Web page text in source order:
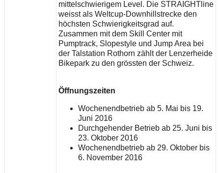
mittelschwierigem Level. Die STRAIGHTline
weisst als Weltcup-Downhillstrecke den
höchsten Schwierigkeitsgrad auf.
Zusammen mit dem Skill Center mit
Pumptrack, Slopestyle und Jump Area bei
der Talstation Rothorn zählt der Lenzerheide
Bikepark zu den grössten der Schweiz.
Öffnungszeiten
Wochenendbetrieb ab 5. Mai bis 19.
Juni 2016
Durchgehender Betrieb ab 25. Juni bis
23. Oktober 2016
Wochenendbetrieb ab 29. Oktober bis
6. November 2016